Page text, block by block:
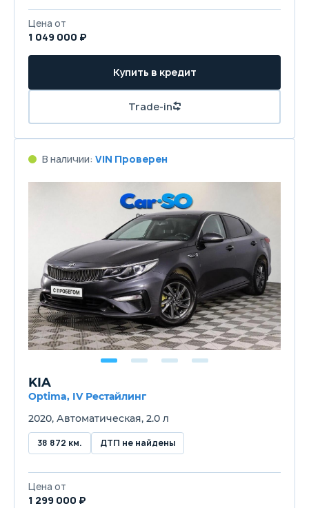
Цена от
1 049 000 ₽
Купить в кредит
Trade-in
В наличии: VIN Проверен
KIA
Optima, IV Рестайлинг
2020, Автоматическая, 2.0 л
38 872 км. ДТП не найдены
Цена от
1 299 000 ₽